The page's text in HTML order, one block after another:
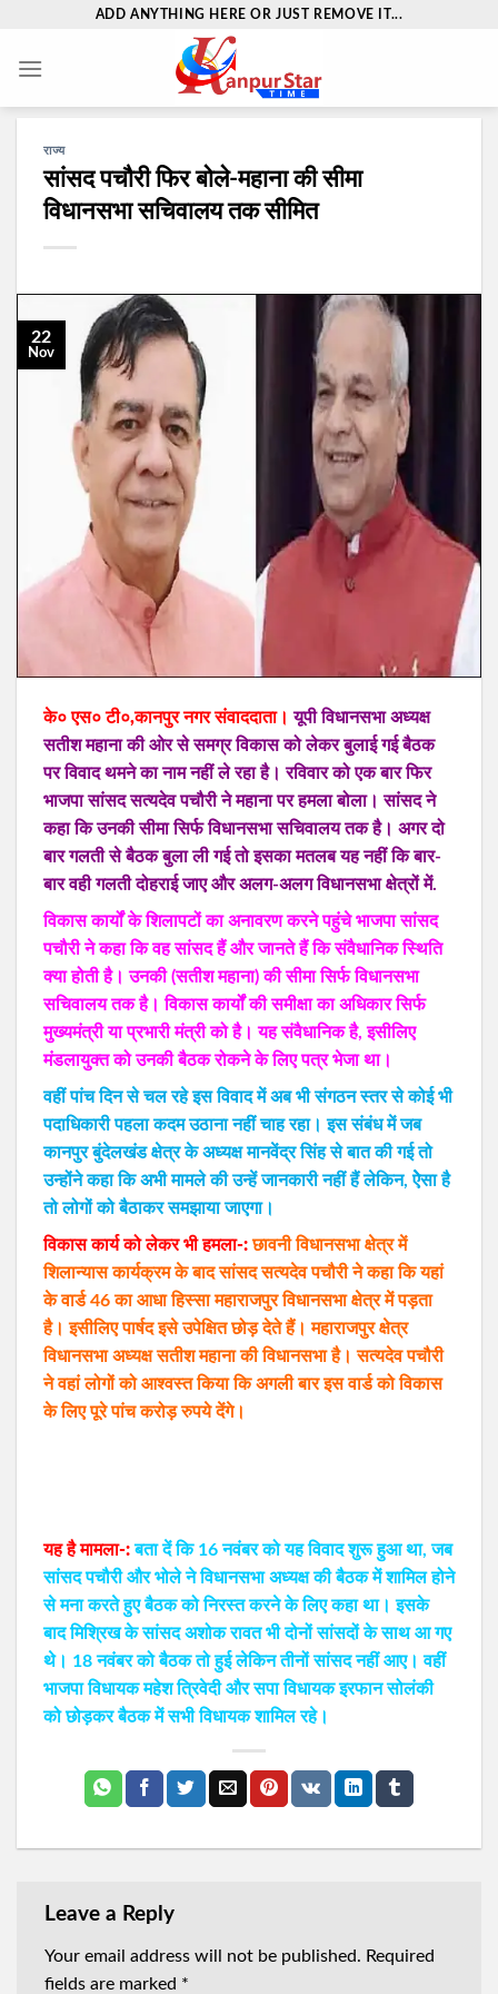
content
ADD ANYTHING HERE OR JUST REMOVE IT...
राज्य
सांसद पचौरी फिर बोले-महाना की सीमा
विधानसभा सचिवालय तक सीमित
22
Nov
के० एस० टी०,कानपुर नगर संवाददाता। यूपी विधानसभा अध्यक्ष
सतीश महाना की ओर से समग्र विकास को लेकर बुलाई गई बैठक
पर विवाद थमने का नाम नहीं ले रहा है। रविवार को एक बार फिर
भाजपा सांसद सत्यदेव पचौरी ने महाना पर हमला बोला। सांसद ने
कहा कि उनकी सीमा सिर्फ विधानसभा सचिवालय तक है। अगर दो
बार गलती से बैठक बुला ली गई तो इसका मतलब यह नहीं कि बार-
बार वही गलती दोहराई जाए और अलग-अलग विधानसभा क्षेत्रों में.
विकास कार्यों के शिलापटों का अनावरण करने पहुंचे भाजपा सांसद
पचौरी ने कहा कि वह सांसद हैं और जानते हैं कि संवैधानिक स्थिति
क्या होती है। उनकी (सतीश महाना) की सीमा सिर्फ विधानसभा
सचिवालय तक है। विकास कार्यों की समीक्षा का अधिकार सिर्फ
मुख्यमंत्री या प्रभारी मंत्री को है। यह संवैधानिक है, इसीलिए
मंडलायुक्त को उनकी बैठक रोकने के लिए पत्र भेजा था।
वहीं पांच दिन से चल रहे इस विवाद में अब भी संगठन स्तर से कोई भी
पदाधिकारी पहला कदम उठाना नहीं चाह रहा। इस संबंध में जब
कानपुर बुंदेलखंड क्षेत्र के अध्यक्ष मानवेंद्र सिंह से बात की गई तो
उन्होंने कहा कि अभी मामले की उन्हें जानकारी नहीं हैं लेकिन, ऐेसा है
तो लोगों को बैठाकर समझाया जाएगा।
विकास कार्य को लेकर भी हमला-: छावनी विधानसभा क्षेत्र में
शिलान्यास कार्यक्रम के बाद सांसद सत्यदेव पचौरी ने कहा कि यहां
के वार्ड 46 का आधा हिस्सा महाराजपुर विधानसभा क्षेत्र में पड़ता
है। इसीलिए पार्षद इसे उपेक्षित छोड़ देते हैं। महाराजपुर क्षेत्र
विधानसभा अध्यक्ष सतीश महाना की विधानसभा है। सत्यदेव पचौरी
ने वहां लोगों को आश्वस्त किया कि अगली बार इस वार्ड को विकास
के लिए पूरे पांच करोड़ रुपये देंगे।
यह है मामला-: बता दें कि 16 नवंबर को यह विवाद शुरू हुआ था, जब
सांसद पचौरी और भोले ने विधानसभा अध्यक्ष की बैठक में शामिल होने
से मना करते हुए बैठक को निरस्त करने के लिए कहा था। इसके
बाद मिश्रिख के सांसद अशोक रावत भी दोनों सांसदों के साथ आ गए
थे। 18 नवंबर को बैठक तो हुई लेकिन तीनों सांसद नहीं आए। वहीं
भाजपा विधायक महेश त्रिवेदी और सपा विधायक इरफान सोलंकी
को छोड़कर बैठक में सभी विधायक शामिल रहे।
Leave a Reply
Your email address will not be published. Required
fields are marked *